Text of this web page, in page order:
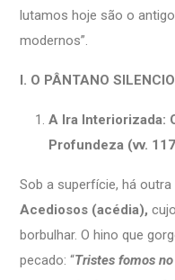
lutamos hoje são o
modernos”.
I. O PÂNTANO
A Ira Interiorizada:
Profundeza (vv.
Sob a superfície, há
Acediosos (acédia),
borbulhar. O hino que
pecado: “Tristes fomos